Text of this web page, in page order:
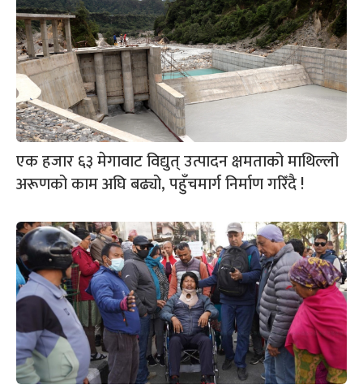
एक हजार ६३ मेगावाट विद्युत् उत्पादन क्षमताको माथिल्लो
अरूणको काम अघि बढ्यो, पहुँचमार्ग निर्माण गरिँदै !